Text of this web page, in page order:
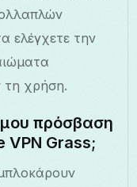
ελέγχετε την
τη χρήση.
πρόσβαση
VPN Grass;